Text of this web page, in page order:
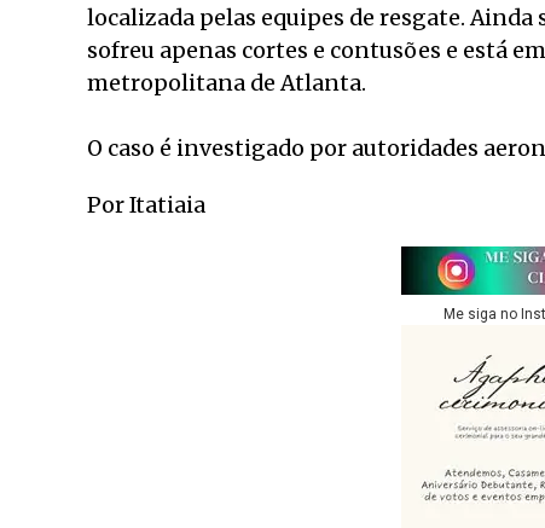
localizada pelas equipes de resgate.
sofreu apenas cortes e contusões e está
metropolitana de Atlanta.
O caso é investigado por autoridades
Por Itatiaia
Me siga no